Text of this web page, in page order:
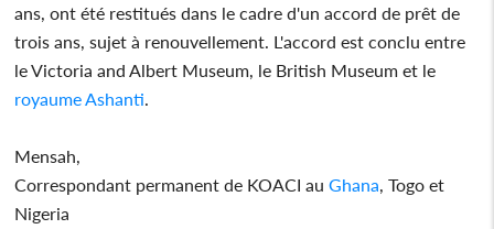
ans, ont été restitués dans le cadre d'un accord de prêt de
trois ans, sujet à renouvellement. L'accord est conclu entre
le Victoria and Albert Museum, le British Museum et le
royaume Ashanti
Mensah,
Correspondant permanent de KOACI auGhana , Togo et
Nigeria